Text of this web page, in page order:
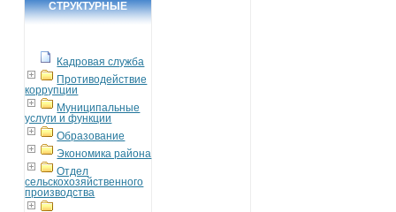
СТРУКТУРНЫЕ
Кадровая служба
Противодействие
коррупции
Муниципальные
услуги и функции
Образование
Экономика района
Отдел
сельскохозяйственного
производства